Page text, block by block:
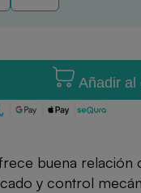
Añadir al
buena
y control